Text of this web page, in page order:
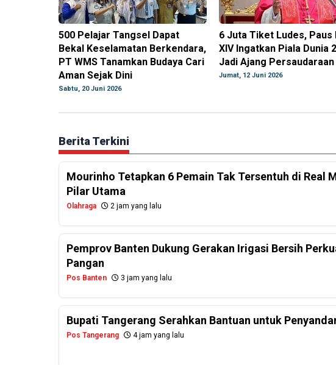
500 Pelajar Tangsel Dapat
Bekal Keselamatan Berkendara,
PT WMS Tanamkan Budaya Cari
Aman Sejak Dini
Sabtu, 20 Juni 2026
6 Juta Tiket Ludes, Paus
XIV Ingatkan Piala Dunia
Jadi Ajang Persaudaraan
Jumat, 12 Juni 2026
Berita Terkini
Mourinho Tetapkan 6 Pemain Tak Tersentuh di Real
Pilar Utama
Olahraga 2 jam yang lalu
Pemprov Banten Dukung Gerakan Irigasi Bersih
Pangan
Pos Banten 3 jam yang lalu
Bupati Tangerang Serahkan Bantuan untuk
Pos Tangerang 4 jam yang lalu